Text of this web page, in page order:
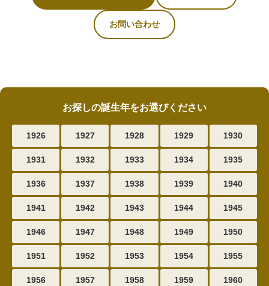
お問い合わせ
お探しの誕生年をお選びください
1926 1927 1928 1929 1930
1931 1932 1933 1934 1935
1936 1937 1938 1939 1940
1941 1942 1943 1944 1945
1946 1947 1948 1949 1950
1951 1952 1953 1954 1955
1956 1957 1958 1959 1960